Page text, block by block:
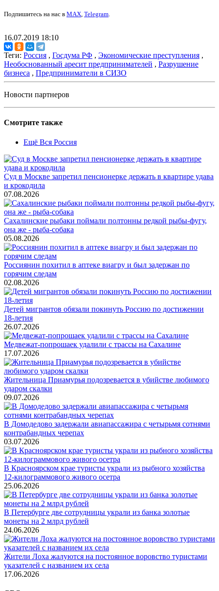
Подпишитесь на нас в MAX, Telegram.
16.07.2019 18:10
Теги: Россия , Госдума РФ , Экономические преступления ,
Необоснованный аресит предпринимателей , Разрушение
бизнеса , Предприниматели в СИЗО
Новости партнеров
Смотрите также
Ещё Вся Россия
Суд в Москве запретил пенсионерке держать в квартире удава
и крокодила
07.08.2026
Сахалинские рыбаки поймали полтонны редкой рыбы-фугу,
она же - рыба-собака
05.08.2026
Россиянин похитил в аптеке виагру и был задержан по
горячим следам
02.08.2026
Детей мигрантов обязали покинуть Россию по достижении
18-летия
26.07.2026
Медвежат-попрошаек удалили с трассы на Сахалине
17.07.2026
Жительница Приамурья подозревается в убийстве любимого
ударом скалки
09.07.2026
В Домодедово задержали авиапассажира с четырьмя сотнями
контрабандных черепах
03.07.2026
В Красноярском крае туристы украли из рыбного хозяйства
12-килограммового живого осетра
25.06.2026
В Петербурге две сотрудницы украли из банка золотые
монеты на 2 млрд рублей
24.06.2026
Жители Лоха жалуются на постоянное воровство туристами
указателей с названием их села
17.06.2026